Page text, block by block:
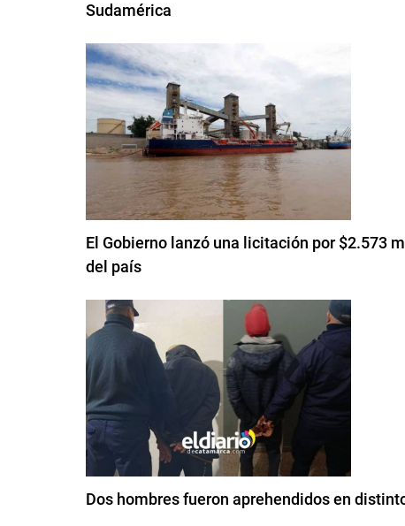
Sudamérica
El Gobierno lanzó una licitación por $2.573
del país
Dos hombres fueron aprehendidos en